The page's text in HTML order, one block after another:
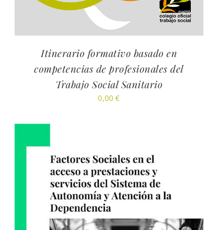
Itinerario formativo basado en
competencias de profesionales del
Trabajo Social Sanitario
0,00€